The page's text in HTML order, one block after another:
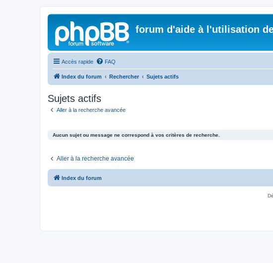
forum d'aide à l'utilisation
Accès rapide FAQ
Index du forum Rechercher Sujets actifs
Sujets actifs
Aller à la recherche avancée
Aucun sujet ou message ne correspond à vos critères de recherche.
Aller à la recherche avancée
Index du forum